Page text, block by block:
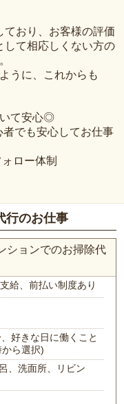
おり、お客様の評価
して相応しくない方の
うに、これからも
て安心◎
者でも安心してお仕事
ロー体制
行のお仕事
ションでのお掃除代
給、前払い制度あり
好きな日に働くこと
ら選択)
、洗面所、リビン